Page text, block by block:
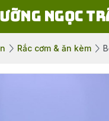
Ngọc
Rắc cơm & ăn kèm